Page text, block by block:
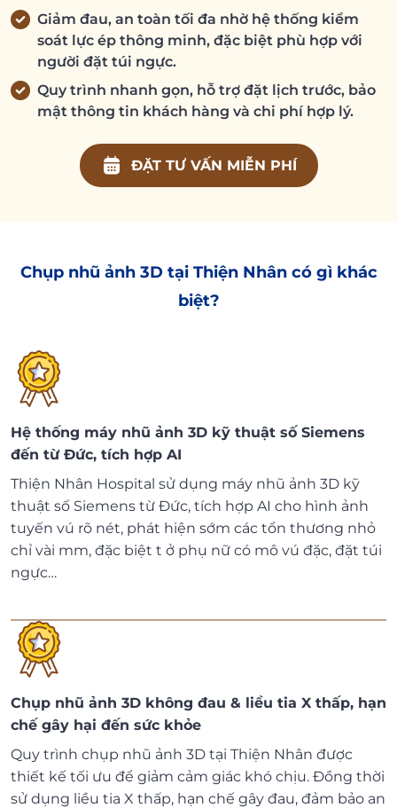
Giảm đau, an toàn tối đa nhờ hệ thống kiểm
soát lực ép thông minh, đặc biệt phù hợp với
người đặt túi ngực.
Quy trình nhanh gọn, hỗ trợ đặt lịch trước, bảo
mật thông tin khách hàng và chi phí hợp lý.
ĐẶT TƯ VẤN MIỄN PHÍ
Chụp nhũ ảnh 3D tại Thiện Nhân có gì khác
biệt?
Hệ thống máy nhũ ảnh 3D kỹ thuật số Siemens
đến từ Đức, tích hợp AI
Thiện Nhân Hospital sử dụng máy nhũ ảnh 3D kỹ
thuật số Siemens từ Đức, tích hợp AI cho hình ảnh
tuyến vú rõ nét, phát hiện sớm các tổn thương nhỏ
chỉ vài mm, đặc biệt t ở phụ nữ có mô vú đặc, đặt túi
ngực…
Chụp nhũ ảnh 3D không đau & liều tia X thấp, hạn
chế gây hại đến sức khỏe
Quy trình chụp nhũ ảnh 3D tại Thiện Nhân được
thiết kế tối ưu để giảm cảm giác khó chịu. Đồng thời
sử dụng liều tia X thấp, hạn chế gây đau, đảm bảo an